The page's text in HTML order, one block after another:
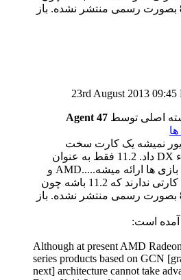
هنوز ویندوز 8.1 بصورت رسمی منتشر نشده. باز
23rd August 2013 09:45
اصلی توسط Agent 47
نمیشه یک کارت سخت
افزاری را ارتقاء DX داد. 11.2 فقط به عنوان
بهتر اجرا کردن بازی ها ارائه میشه.....AMD و
Nvidia هم فعلا کارتی ندارند که 11.2 باشه چون
هنوز ویندوز 8.1 بصورت رسمی منتشر نشده. باز
آمده است:
Although at present AMD
series products based on GCN
next] architecture cannot take